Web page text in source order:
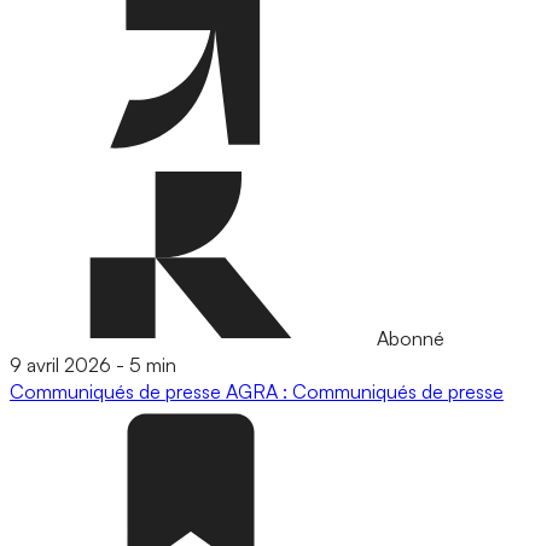
Abonné
9 avril 2026 - 5 min
Communiqués de presse AGRA : Communiqués de presse